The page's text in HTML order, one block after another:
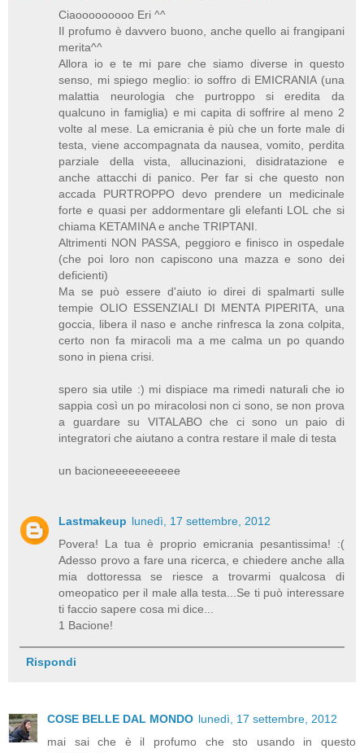
Ciaooooooooo Eri ^^
Il profumo è davvero buono, anche quello ai frangipani
merita^^
Allora io e te mi pare che siamo diverse in questo
senso, mi spiego meglio: io soffro di EMICRANIA (una
malattia neurologia che purtroppo si eredita da
qualcuno in famiglia) e mi capita di soffrire al meno 2
volte al mese. La emicrania è più che un forte male di
testa, viene accompagnata da nausea, vomito, perdita
parziale della vista, allucinazioni, disidratazione e
anche attacchi di panico. Per far si che questo non
accada PURTROPPO devo prendere un medicinale
forte e quasi per addormentare gli elefanti LOL che si
chiama KETAMINA e anche TRIPTANI.
Altrimenti NON PASSA, peggioro e finisco in ospedale
(che poi loro non capiscono una mazza e sono dei
deficienti)
Ma se può essere d'aiuto io direi di spalmarti sulle
tempie OLIO ESSENZIALI DI MENTA PIPERITA, una
goccia, libera il naso e anche rinfresca la zona colpita,
certo non fa miracoli ma a me calma un po quando
sono in piena crisi.
spero sia utile :) mi dispiace ma rimedi naturali che io
sappia così un po miracolosi non ci sono, se non prova
a guardare su VITALABO che ci sono un paio di
integratori che aiutano a contra restare il male di testa
un bacioneeeeeeeeeee
Lastmakeup lunedì, 17 settembre, 2012
Povera! La tua è proprio emicrania pesantissima! :(
Adesso provo a fare una ricerca, e chiedere anche alla
mia dottoressa se riesce a trovarmi qualcosa di
omeopatico per il male alla testa...Se ti può interessare
ti faccio sapere cosa mi dice...
1 Bacione!
Rispondi
COSE BELLE DAL MONDO lunedì, 17 settembre, 2012
mai sai che è il profumo che sto usando in questo